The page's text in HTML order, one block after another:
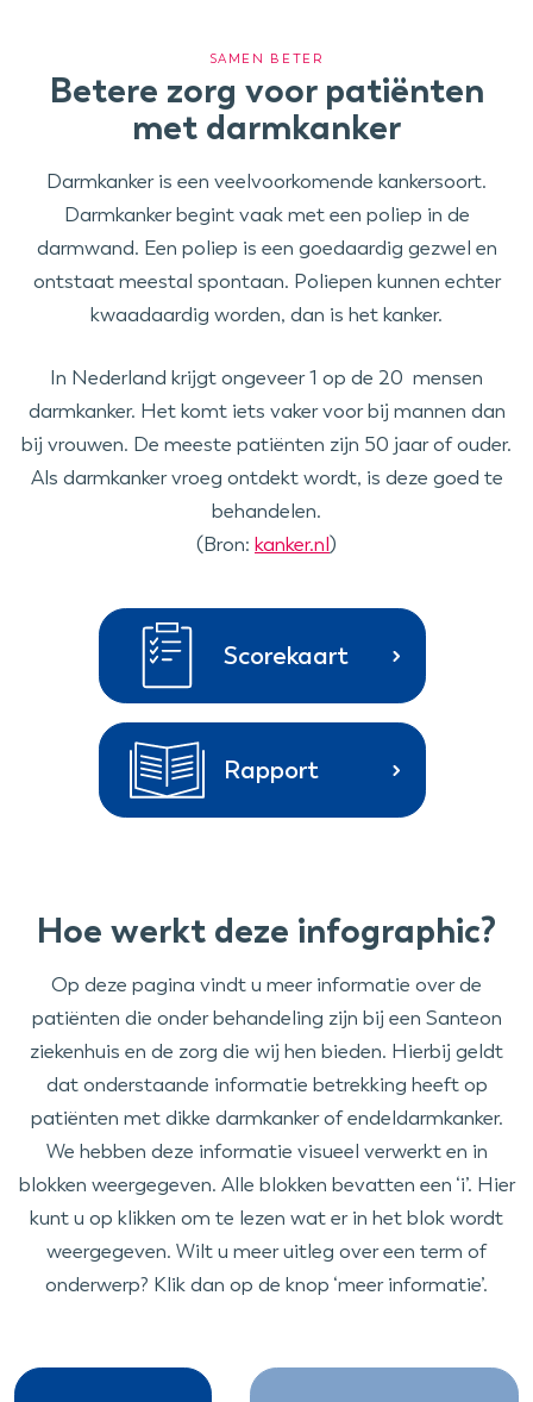
SAMEN BETER
Betere zorg voor patiënten
met darmkanker
Darmkanker is een veelvoorkomende kankersoort.
Darmkanker begint vaak met een poliep in de
darmwand. Een poliep is een goedaardig gezwel en
ontstaat meestal spontaan. Poliepen kunnen echter
kwaadaardig worden, dan is het kanker.
In Nederland krijgt ongeveer 1 op de 20 mensen
darmkanker. Het komt iets vaker voor bij mannen dan
bij vrouwen. De meeste patiënten zijn 50 jaar of ouder.
Als darmkanker vroeg ontdekt wordt, is deze goed te
behandelen.
(Bron: kanker.nl)
Scorekaart
Rapport
Hoe werkt deze infographic?
Op deze pagina vindt u meer informatie over de
patiënten die onder behandeling zijn bij een Santeon
ziekenhuis en de zorg die wij hen bieden. Hierbij geldt
dat onderstaande informatie betrekking heeft op
patiënten met dikke darmkanker of endeldarmkanker.
We hebben deze informatie visueel verwerkt en in
blokken weergegeven. Alle blokken bevatten een ‘i’. Hier
kunt u op klikken om te lezen wat er in het blok wordt
weergegeven. Wilt u meer uitleg over een term of
onderwerp? Klik dan op de knop ‘meer informatie’.